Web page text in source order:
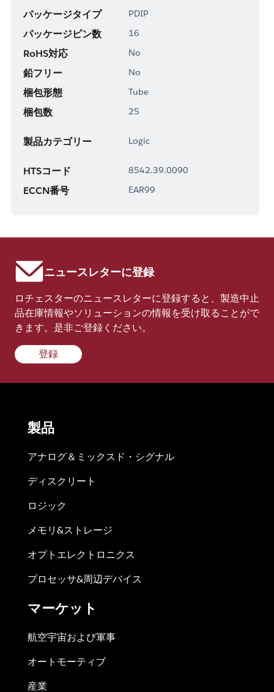
パッケージタイプ PDIP
パッケージピン数 16
RoHS対応 No
鉛フリー No
梱包形態 Tube
梱包数 25
製品カテゴリー Logic
HTSコード 8542.39.0090
ECCN番号 EAR99
ニュースレターに登録
ロチェスターのニュースレターに登録すると、製造中止
品在庫情報やソリューションの情報を受け取ることがで
きます。是非ご登録ください。
登録
製品
アナログ＆ミックスド・シグナル
ディスクリート
ロジック
メモリ&ストレージ
オプトエレクトロニクス
プロセッサ&周辺デバイス
マーケット
航空宇宙および軍事
オートモーティブ
産業